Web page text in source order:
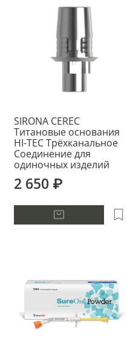
SIRONA CEREC
Титановые основания
HI-TEC Трёхканальное
Соединение для
одиночных изделий
2 650 ₽